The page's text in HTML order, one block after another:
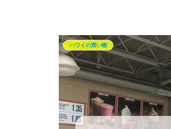
ハワイの買い物